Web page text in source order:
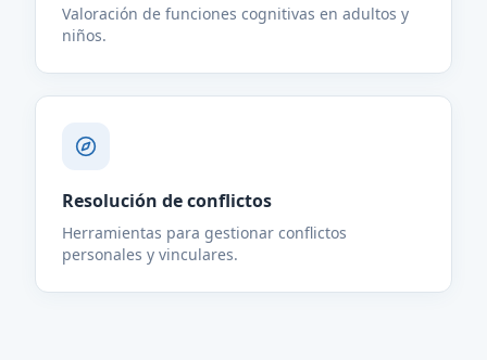
Valoración de funciones cognitivas en adultos y
niños.
Resolución de conflictos
Herramientas para gestionar conflictos
personales y vinculares.